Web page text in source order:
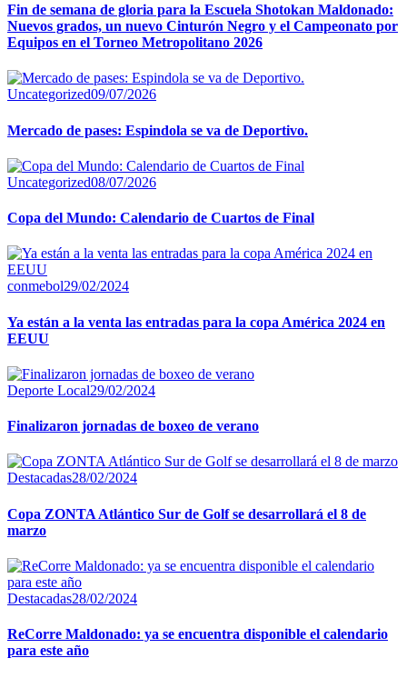
Fin de semana de gloria para la Escuela Shotokan Maldonado:
Nuevos grados, un nuevo Cinturón Negro y el Campeonato por
Equipos en el Torneo Metropolitano 2026
Uncategorized09/07/2026
Mercado de pases: Espindola se va de Deportivo.
Uncategorized08/07/2026
Copa del Mundo: Calendario de Cuartos de Final
conmebol29/02/2024
Ya están a la venta las entradas para la copa América 2024 en
EEUU
Deporte Local29/02/2024
Finalizaron jornadas de boxeo de verano
Destacadas28/02/2024
Copa ZONTA Atlántico Sur de Golf se desarrollará el 8 de
marzo
Destacadas28/02/2024
ReCorre Maldonado: ya se encuentra disponible el calendario
para este año